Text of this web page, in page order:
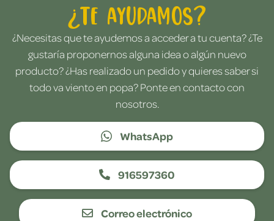
¿Te ayudamos?
¿Necesitas que te ayudemos a acceder a tu cuenta? ¿Te
gustaría proponernos alguna idea o algún nuevo
producto? ¿Has realizado un pedido y quieres saber si
todo va viento en popa? Ponte en contacto con
nosotros.
WhatsApp
916597360
Correo electrónico